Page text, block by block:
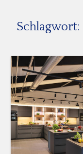
Schlagwort: